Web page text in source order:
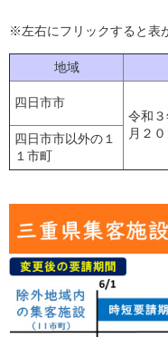
※左右にフリックすると表
地域
四日市市
令和
月２０
四日市市以外の１
１市町